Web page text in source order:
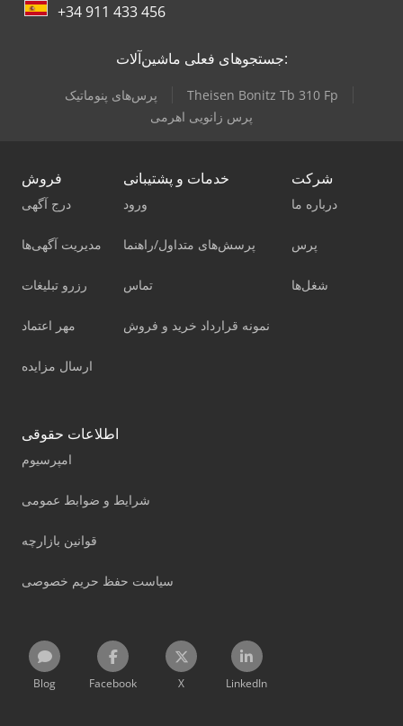
+34 911 433 456
جستجوهای فعلی ماشین‌آلات:
پرس‌های پنوماتیک
Theisen Bonitz Tb 310 Fp
پرس زانویی اهرمی
فروش
درج آگهی
مدیریت آگهی‌ها
رزرو تبلیغات
مهر اعتماد
ارسال مزایده
خدمات و پشتیبانی
ورود
پرسش‌های متداول/راهنما
تماس
نمونه قرارداد خرید و فروش
شرکت
درباره ما
پرس
شغل‌ها
اطلاعات حقوقی
امپرسیوم
شرایط و ضوابط عمومی
قوانین بازارچه
سیاست حفظ حریم خصوصی
Blog Facebook X LinkedIn